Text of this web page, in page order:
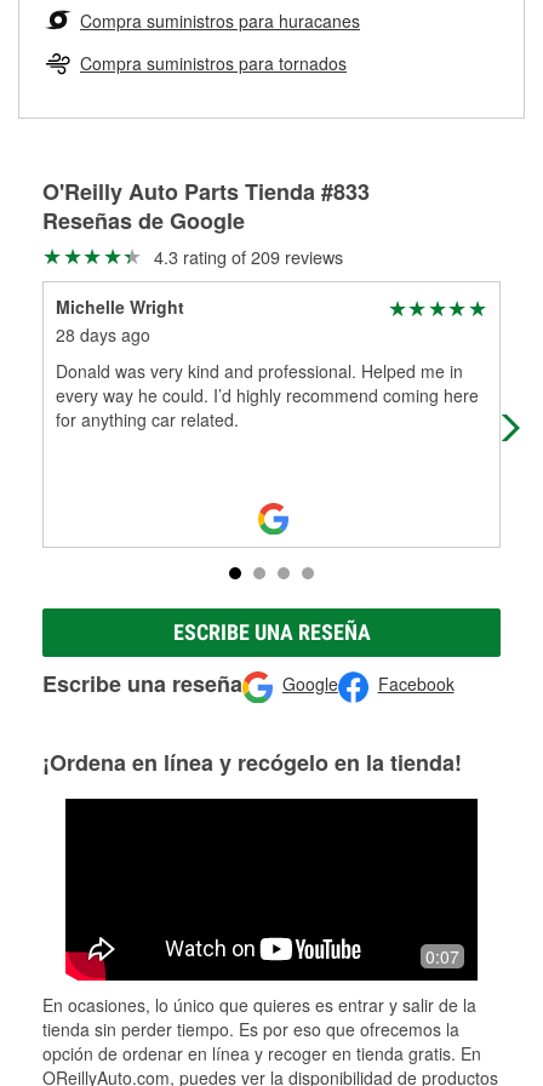
Más información sobre el Programa de Préstamo de
Herramientas de O'Reilly
medirán tus tambores o discos para determinar si pueden
ser rectificados con seguridad. Si tus tambores o discos no
pueden ser reutilizados, podemos ayudarte a encontrar las
partes de reemplazo correctas para tu reparación.
Rectificación de tambores y discos de freno
Compra suministros para huracanes
Compra suministros para tornados
O'Reilly Auto Parts Tienda #833
Reseñas de Google
4.3 rating of 209 reviews
Michelle Wright
28 days ago
Donald was very kind and professional. Helped me in
every way he could. I’d highly recommend coming here
for anything car related.
ESCRIBE UNA RESEÑA
Escribe una reseña Google Facebook
¡Ordena en línea y recógelo en la tienda!
0:07
En ocasiones, lo único que quieres es entrar y salir de la
tienda sin perder tiempo. Es por eso que ofrecemos la
opción de ordenar en línea y recoger en tienda gratis. En
OReillyAuto.com, puedes ver la disponibilidad de productos